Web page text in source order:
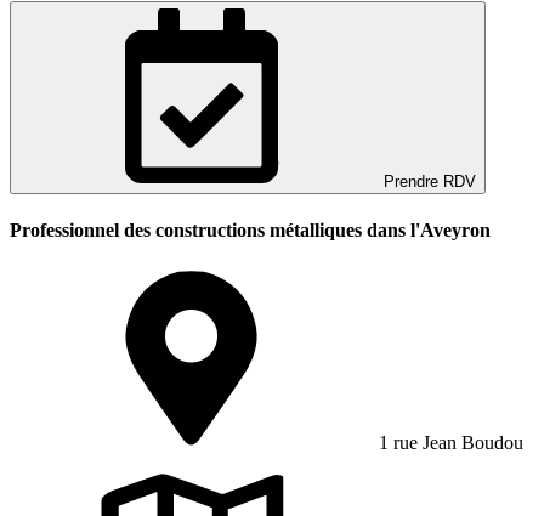
Prendre RDV
Professionnel des constructions métalliques dans l'Aveyron
1 rue Jean Boudou